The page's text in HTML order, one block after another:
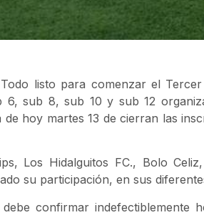
listo para comenzar el Tercer
6, sub 8, sub 10 y sub 12
hoy martes 13 de cierran las
Los Hidalguitos FC., Bolo
su participación, en sus
confirmar indefectiblemente